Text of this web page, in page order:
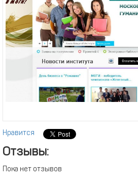
Нравится
Отзывы:
Пока нет отзывов